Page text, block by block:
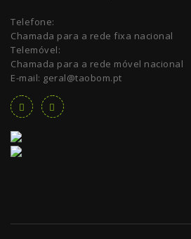
Telefone:
Chamada para a rede fixa nacional
Telemóvel:
Chamada para a rede móvel nacional
E-mail: geral@taobom.pt